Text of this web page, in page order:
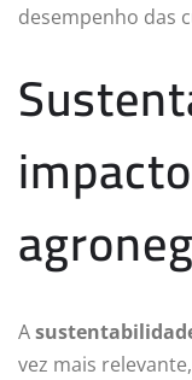
desempenho das
A
vez mais